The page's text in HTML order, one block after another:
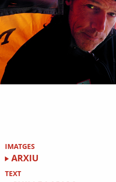
IMATGES
ARXIU
TEXT